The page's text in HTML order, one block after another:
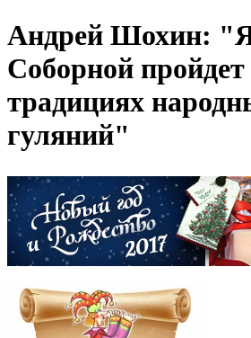
Андрей Шохин:
Соборной
традициях
гуляний"